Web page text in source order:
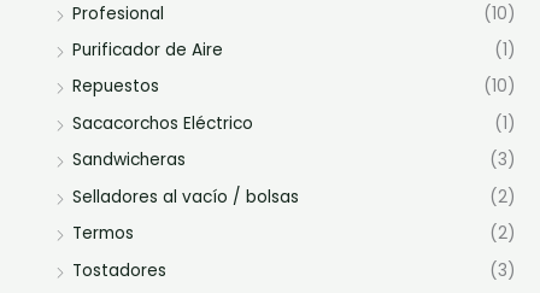
Profesional
(10)
Purificador de Aire
(1)
Repuestos
(10)
Sacacorchos Eléctrico
(1)
Sandwicheras
(3)
Selladores al vacío / bolsas
(2)
Termos
(2)
Tostadores
(3)